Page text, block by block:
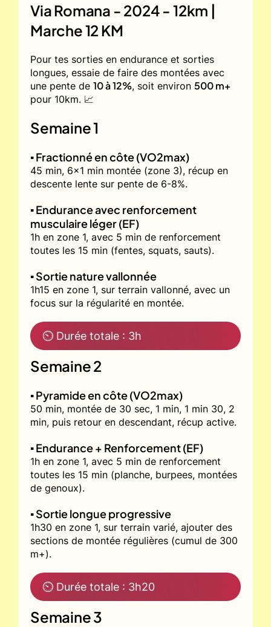
Via Romana - 2024 - 12km |
Marche 12 KM
Pour tes sorties en endurance et sorties
longues, essaie de faire des montées avec
une pente de 10 à 12%, soit environ 500 m+
pour 10km. 📈
Semaine 1
▪️ Fractionné en côte (VO2max)
45 min, 6x1 min montée (zone 3), récup en
descente lente sur pente de 6-8%.
▪️ Endurance avec renforcement
musculaire léger (EF)
1h en zone 1, avec 5 min de renforcement
toutes les 15 min (fentes, squats, sauts).
▪️ Sortie nature vallonnée
1h15 en zone 1, sur terrain vallonné, avec un
focus sur la régularité en montée.
⏲ Durée totale : 3h
Semaine 2
▪️ Pyramide en côte (VO2max)
50 min, montée de 30 sec, 1 min, 1 min 30, 2
min, puis retour en descendant, récup active.
▪️ Endurance + Renforcement (EF)
1h en zone 1, avec 5 min de renforcement
toutes les 15 min (planche, burpees, montées
de genoux).
▪️ Sortie longue progressive
1h30 en zone 1, sur terrain varié, ajouter des
sections de montée régulières (cumul de 300
m+).
⏲ Durée totale : 3h20
Semaine 3